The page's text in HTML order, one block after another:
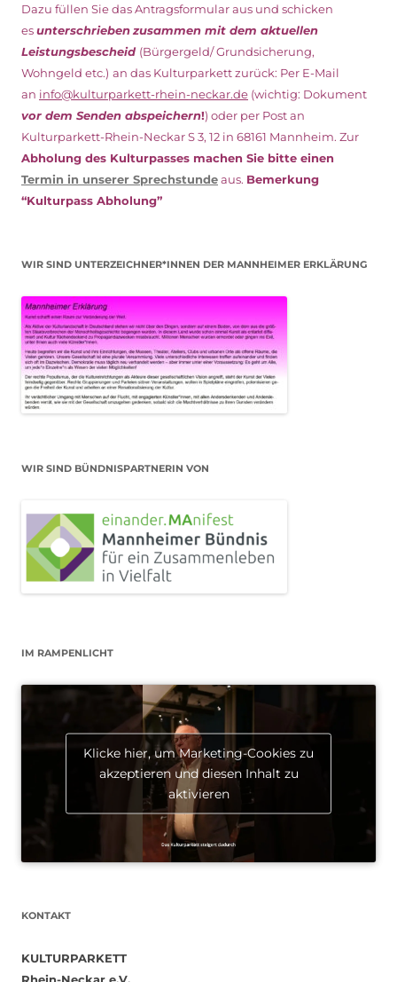
Dazu füllen Sie das Antragsformular aus und schicken
esunterschriebenzusammen mit dem aktuellen
Leistungsbescheid (Bürgergeld/ Grundsicherung,
Wohngeld etc.) an das Kulturparkett zurück: Per E-Mail
an info@kulturparkett-rhein-neckar.de (wichtig: Dokument
vor dem Senden abspeichern!) oder per Post an
Kulturparkett-Rhein-Neckar S 3, 12 in 68161 Mannheim. Zur
Abholung des Kulturpasses machen Sie bitte einen
Termin in unserer Sprechstundeaus. Bemerkung
“Kulturpass Abholung”
WIR SIND UNTERZEICHNER*INNEN DER MANNHEIMER ERKLÄRUNG
WIR SIND BÜNDNISPARTNERIN VON
IM RAMPENLICHT
Klicke hier, um Marketing-Cookies zu
akzeptieren und diesen Inhalt zu
aktivieren
KONTAKT
KULTURPARKETT